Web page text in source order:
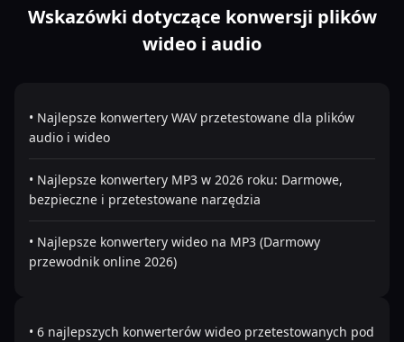
Wskazówki dotyczące konwersji plików
wideo i audio
• Najlepsze konwertery WAV przetestowane dla plików
audio i wideo
• Najlepsze konwertery MP3 w 2026 roku: Darmowe,
bezpieczne i przetestowane narzędzia
• Najlepsze konwertery wideo na MP3 (Darmowy
przewodnik online 2026)
• 6 najlepszych konwerterów wideo przetestowanych pod